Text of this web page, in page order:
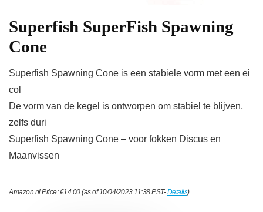
Superfish SuperFish Spawning
Cone
Superfish Spawning Cone is een stabiele vorm met een ei
col
De vorm van de kegel is ontworpen om stabiel te blijven,
zelfs duri
Superfish Spawning Cone – voor fokken Discus en
Maanvissen
Amazon.nl Price:€14.00(as of 10/04/2023 11:38 PST-Details)